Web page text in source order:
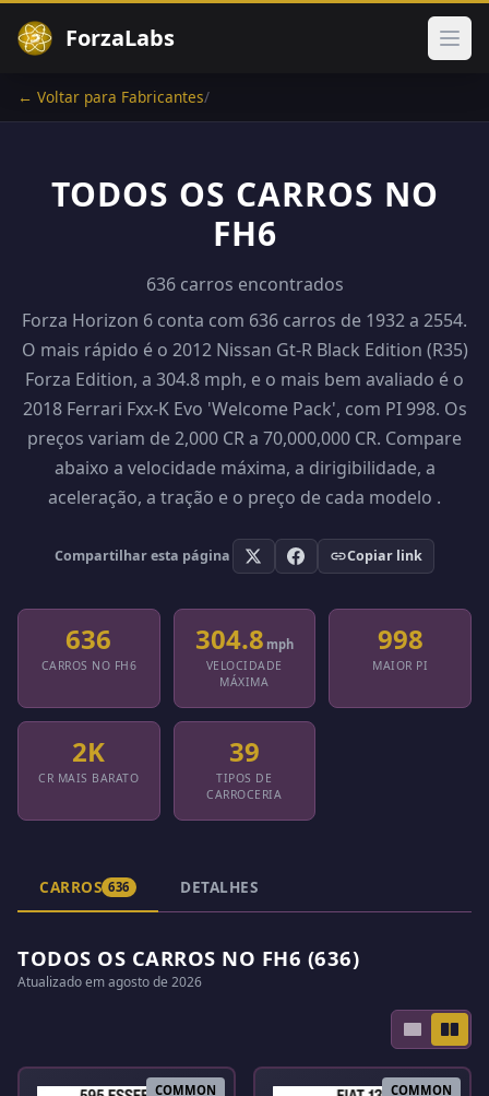
ForzaLabs
← Voltar para Fabricantes/
TODOS OS CARROS NO
FH6
636 carros encontrados
Forza Horizon 6 conta com 636 carros de 1932 a 2554.
O mais rápido é o 2012 Nissan Gt-R Black Edition (R35)
Forza Edition, a 304.8 mph, e o mais bem avaliado é o
2018 Ferrari Fxx-K Evo 'Welcome Pack', com PI 998. Os
preços variam de 2,000 CR a 70,000,000 CR. Compare
abaixo a velocidade máxima, a dirigibilidade, a
aceleração, a tração e o preço de cada modelo .
Compartilhar esta página Copiar link
636
CARROS NO FH6
304.8 mph
VELOCIDADE
MÁXIMA
998
MAIOR PI
2K
CR MAIS BARATO
39
TIPOS DE
CARROCERIA
CARROS 636 DETALHES
TODOS OS CARROS NO FH6 (636)
Atualizado em agosto de 2026
COMMON COMMON